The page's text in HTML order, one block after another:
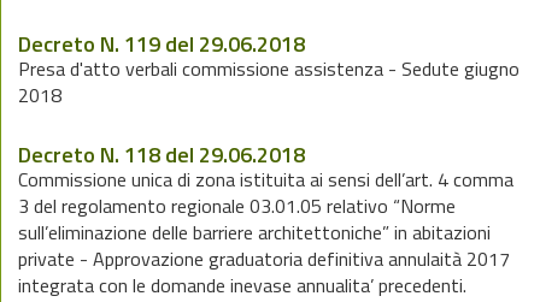
Decreto N. 119 del 29.06.2018
Presa d'atto verbali commissione assistenza - Sedute giugno
2018
Decreto N. 118 del 29.06.2018
Commissione unica di zona istituita ai sensi dell’art. 4 comma
3 del regolamento regionale 03.01.05 relativo “Norme
sull’eliminazione delle barriere architettoniche” in abitazioni
private - Approvazione graduatoria definitiva annulaità 2017
integrata con le domande inevase annualita’ precedenti.